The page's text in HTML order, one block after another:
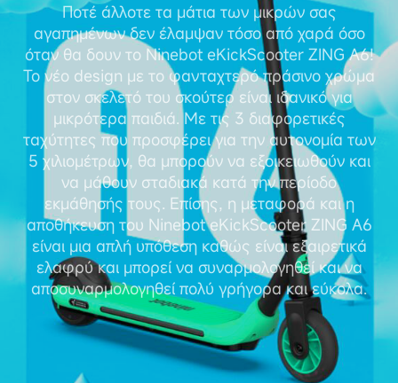
Ποτέ άλλοτε τα μάτια των μικρών σας
αγαπημένων δεν έλαμψαν τόσο από χαρά όσο
όταν θα δουν το Ninebot eKickScooter ZING A6!
Το νέο design με το φανταχτερό πράσινο χρώμα
στον σκελετό του σκούτερ είναι ιδανικό για
μικρότερα παιδιά. Με τις 3 διαφορετικές
ταχύτητες που προσφέρει για την αυτονομία των
5 χιλιομέτρων, θα μπορούν να εξοικειωθούν και
να μάθουν σταδιακά κατά την περίοδο
εκμάθησής τους. Επίσης, η μεταφορά και η
αποθήκευση του Ninebot eKickScooter ZING A6
είναι μια απλή υπόθεση καθώς είναι εξαιρετικά
ελαφρύ και μπορεί να συναρμολογηθεί και να
αποσυναρμολογηθεί πολύ γρήγορα και εύκολα.